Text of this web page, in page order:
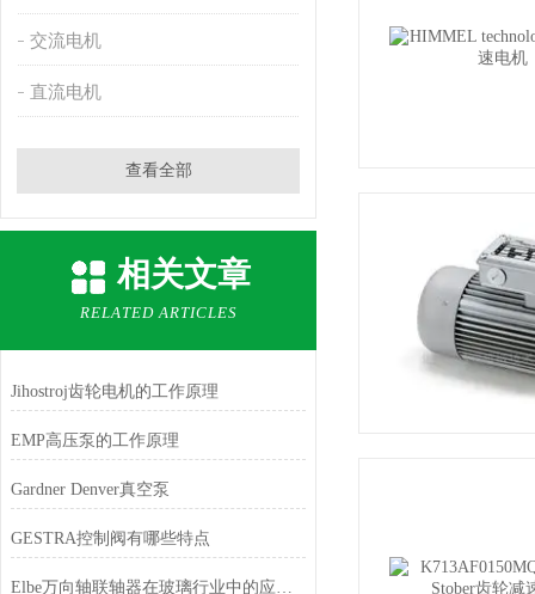
交流电机
直流电机
查看全部
相关文章
RELATED ARTICLES
Jihostroj齿轮电机的工作原理
EMP高压泵的工作原理
Gardner Denver真空泵
GESTRA控制阀有哪些特点
Elbe万向轴联轴器在玻璃行业中的应用情况